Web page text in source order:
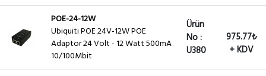
POE-24-12W
Ubiquiti POE 24V-12W POE
Adaptor 24 Volt - 12 Watt 500mA
10/100Mbit
Ürün
No :
U380
975.77₺
+ KDV